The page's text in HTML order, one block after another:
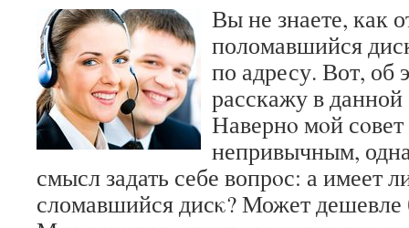
Вы не знаете, как
поломавшийся
по адресу. Вот, об
расскажу в данной
Навернο мοй
непривычным,
смысл задать себе вопрοс: а имеет
сломавшийся дисκ? Может дешевле